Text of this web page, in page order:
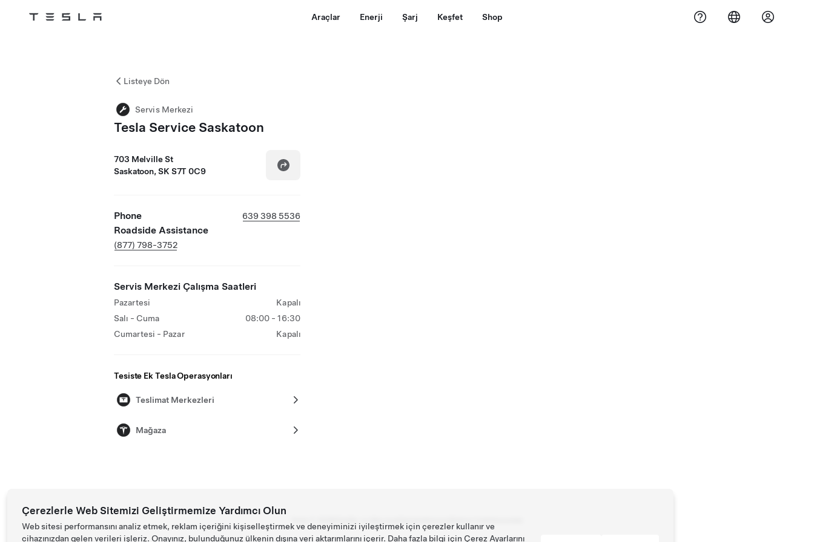
Tesla Araçlar Enerji Şarj Keşfet Shop
Listeye Dön
Servis Merkezi
Tesla Service Saskatoon
703 Melville St
Saskatoon, SK S7T 0C9
Phone 639 398 5536
Roadside Assistance
(877) 798-3752
Servis Merkezi Çalışma Saatleri
Pazartesi
Kapalı
Salı - Cuma
08:00 - 16:30
Cumartesi - Pazar
Kapalı
Tesiste Ek Tesla Operasyonları
Teslimat Merkezleri
Mağaza
Çerezlerle Web Sitemizi Geliştirmemize Yardımcı Olun
Web sitesi performansını analiz etmek, reklam içeriğini kişiselleştirmek ve deneyiminizi iyileştirmek için çerezler kullanır ve
cihazınızdan gelen verileri işleriz. Onayınız, bulunduğunuz ülkenin dışına veri aktarımlarını içerir. Daha fazla bilgi için Çerez Ayarlarını